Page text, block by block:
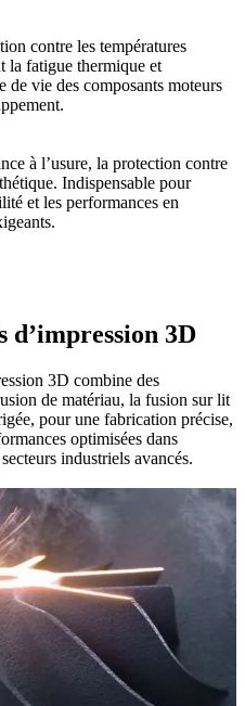
contre les températures
la fatigue thermique et
de vie des composants moteurs
à l’usure, la protection contre
Indispensable pour
et les performances en
d’impression 3D
3D combine des
de matériau, la fusion sur lit
pour une fabrication précise,
optimisées dans
industriels avancés.